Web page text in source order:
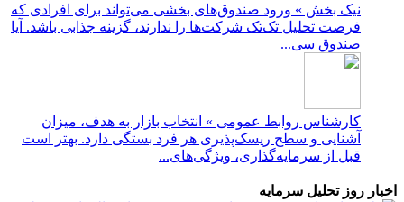
نیک بخش » ورود صندوق‌های بخشی می‌تواند برای افرادی که
فرصت تحلیل تک‌تک شرکت‌ها را ندارند، گزینه جذابی باشد. آیا
صندوق سی...
کارشناس روابط عمومی » انتخاب بازار به هدف، میزان
آشنایی و سطح ریسک‌پذیری هر فرد بستگی دارد. بهتر است
قبل از سرمایه‌گذاری، ویژگی‌های...
اخبار روز تحلیل سرمایه